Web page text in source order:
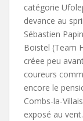
catégorie
devance au
Sébastien
Boistel (Team
créee peu
coureurs
encore le
Combs-la-
exposé au